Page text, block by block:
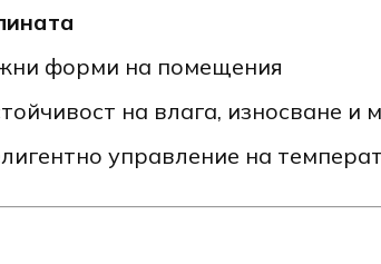
форми на помещения
на влага, износване и
управление на